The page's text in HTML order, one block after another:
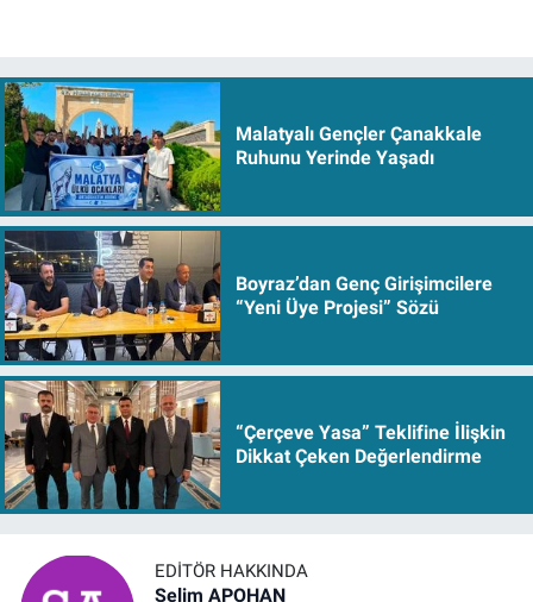
Malatyalı Gençler Çanakkale
Ruhunu Yerinde Yaşadı
Boyraz’dan Genç Girişimcilere
“Yeni Üye Projesi” Sözü
“Çerçeve Yasa” Teklifine İlişkin
Dikkat Çeken Değerlendirme
EDITÖR HAKKINDA
Selim APOHAN